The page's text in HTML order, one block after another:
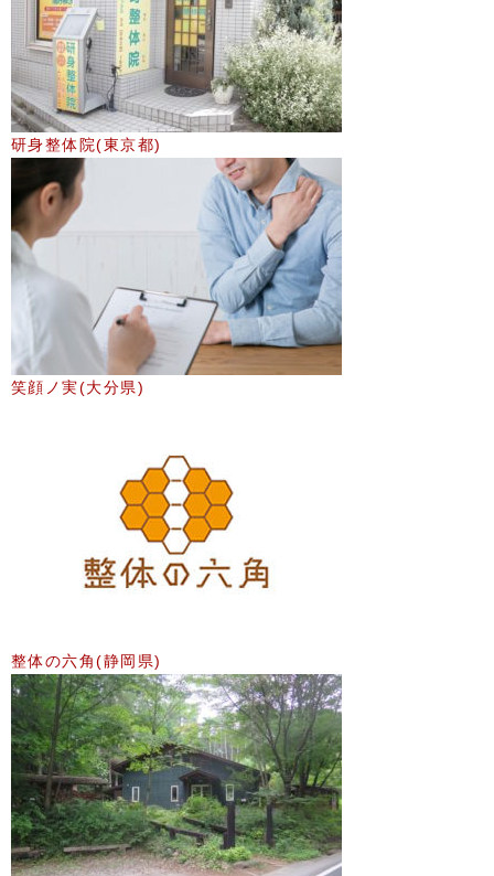
研身整体院(東京都)
笑顔ノ実(大分県)
整体の六角(静岡県)